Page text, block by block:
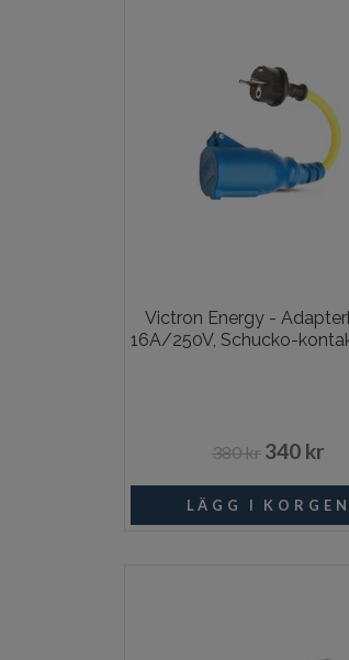
Victron Energy -
16A/250V, Schucko-
380 kr 340 kr